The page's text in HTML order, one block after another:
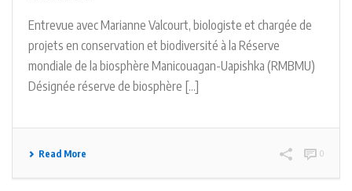
Entrevue avec Marianne Valcourt, biologiste et chargée de
projets en conservation et biodiversité à la Réserve
mondiale de la biosphère Manicouagan-Uapishka (RMBMU)
Désignée réserve de biosphère [...]
Read More 0